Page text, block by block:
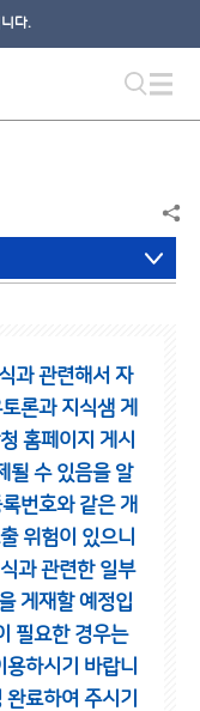
다.
과 관련해서 자
론과 지식샘 게
홈페이지 게시
될 수 있음을 알
번호와 같은 개
위험이 있으니
과 관련한 일부
게재할 예정입
필요한 경우는
용하시기 바랍니
료하여 주시기